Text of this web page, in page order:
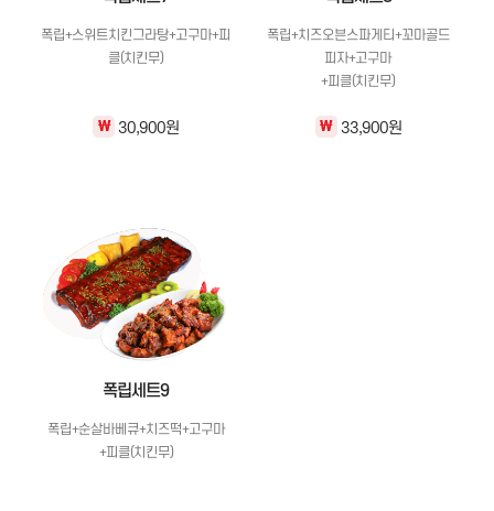
폭립+스위트치킨그라탕+고구마+피
클(치킨무)
\ 30,900원
폭립+치즈오븐스파게티+꼬마골드
피자+고구마
+피클(치킨무)
\ 33,900원
폭립세트9
폭립+순살바베큐+치즈떡+고구마
+피클(치킨무)